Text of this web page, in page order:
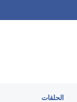
الحلقات